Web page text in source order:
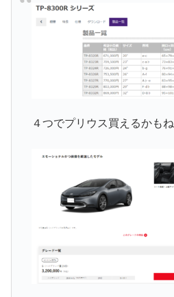
４つでプリウス買えるかもね